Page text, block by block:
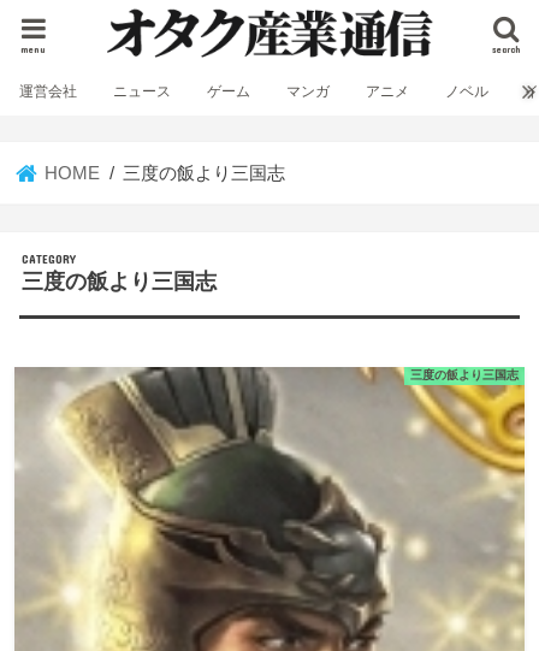
search
menu
運営会社 ニュース ゲーム マンガ アニメ ノベル
HOME 三度の飯より三国志
三度の飯より三国志
三度の飯より三国志